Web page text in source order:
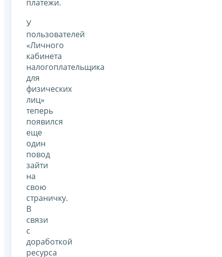
платежи.
У
пользователей
«Личного
кабинета
налогоплательщика
для
физических
лиц»
теперь
появился
еще
один
повод
зайти
на
свою
страничку.
В
связи
с
доработкой
ресурса